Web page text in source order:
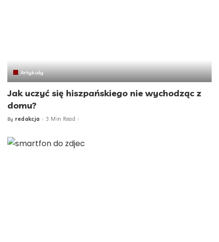
Artykuły
Jak uczyć się hiszpańskiego nie wychodząc z
domu?
Posted
By redakcja 3 Min Read